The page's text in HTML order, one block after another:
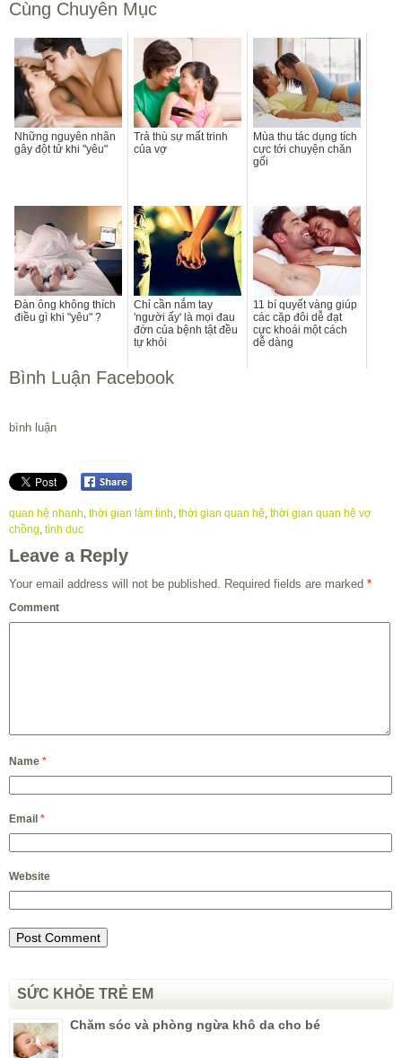
Cùng Chuyên Mục
Những nguyên nhân
gây đột tử khi "yêu"
Trả thù sự mất trinh
của vợ
Mùa thu tác dụng tích
cực tới chuyện chăn
gối
Đàn ông không thích
điều gì khi "yêu" ?
Chỉ cần nắm tay
'người ấy' là mọi đau
đớn của bệnh tật đều
tự khỏi
11 bí quyết vàng giúp
các cặp đôi dễ đạt
cực khoái một cách
dễ dàng
Bình Luận Facebook
bình luận
quan hệ nhanh, thời gian làm tình, thời gian quan hệ, thời gian quan hệ vợ
chồng, tình dục
Leave a Reply
Your email address will not be published. Required fields are marked *
Comment
Name *
Email *
Website
SỨC KHỎE TRẺ EM
Chăm sóc và phòng ngừa khô da cho bé